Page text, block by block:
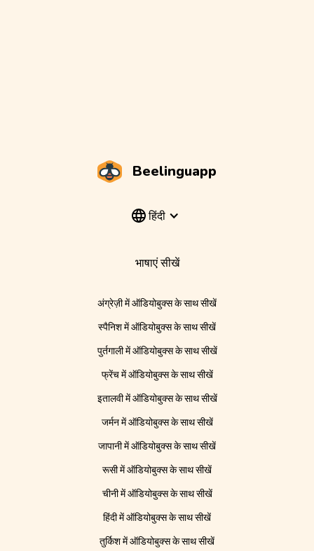
Beelinguapp
हिंदी
भाषाएं सीखें
अंग्रेज़ी में ऑडियोबुक्स के साथ सीखें
स्पैनिश में ऑडियोबुक्स के साथ सीखें
पुर्तगाली में ऑडियोबुक्स के साथ सीखें
फ्रेंच में ऑडियोबुक्स के साथ सीखें
इतालवी में ऑडियोबुक्स के साथ सीखें
जर्मन में ऑडियोबुक्स के साथ सीखें
जापानी में ऑडियोबुक्स के साथ सीखें
रूसी में ऑडियोबुक्स के साथ सीखें
चीनी में ऑडियोबुक्स के साथ सीखें
हिंदी में ऑडियोबुक्स के साथ सीखें
तुर्किश में ऑडियोबुक्स के साथ सीखें